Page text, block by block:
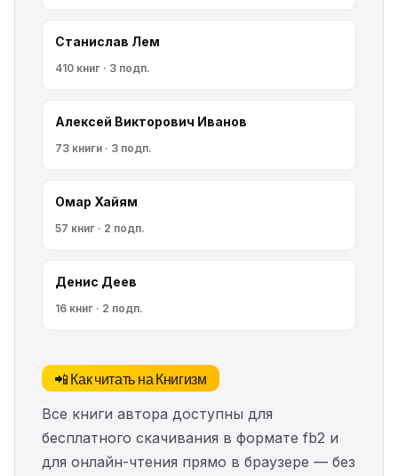
Станислав Лем
410 книг · 3 подп.
Алексей Викторович Иванов
73 книги · 3 подп.
Омар Хайям
57 книг · 2 подп.
Денис Деев
16 книг · 2 подп.
📲 Как читать на Книгизм
Все книги автора доступны для
бесплатного скачивания в формате fb2 и
для онлайн-чтения прямо в браузере — без